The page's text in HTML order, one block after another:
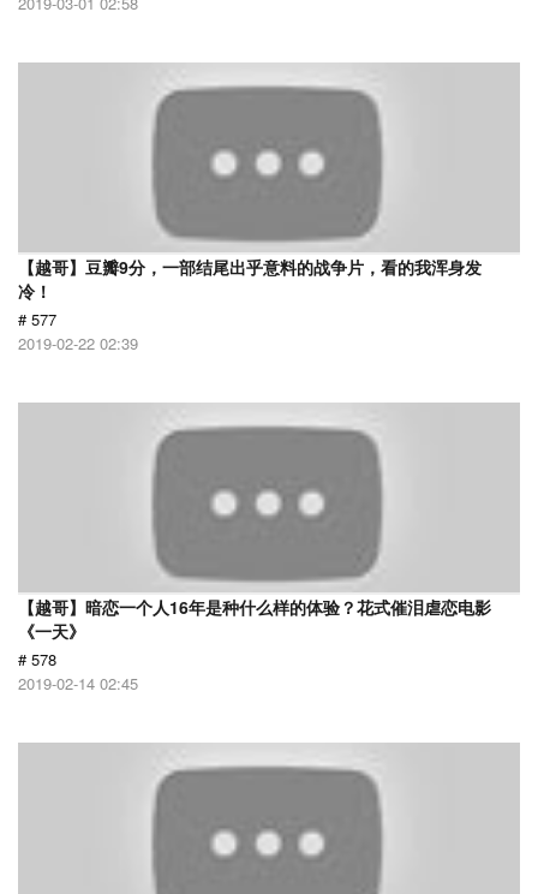
【越哥】豆瓣9分，一部结尾出乎意料的战争片，看的我浑身发
冷！
# 577
2019-02-22 02:39
【越哥】暗恋一个人16年是种什么样的体验？花式催泪虐恋电影
《一天》
# 578
2019-02-14 02:45